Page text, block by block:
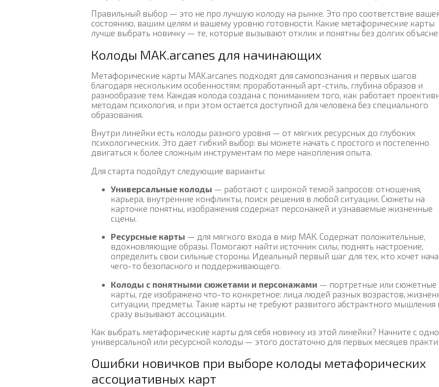
Правильный выбор — это не про лучшую колоду на рынке. Это про соответствие
состоянию, вашим целям и вашему уровню готовности. Какие метафорические карты
лучше выбрать новичку — те, которые вызывают отклик и понятны без долгих
Колоды MAK.arcanes для начинающих
Метафорические карты MAK.arcanes подходят для самопознания и первых шагов
благодаря нескольким особенностям: проработанный арт-стиль, глубина образов и
разнообразие тем. Каждая колода создана с пониманием того, как работает
методам психология, и при этом остается доступной для человека без специального
образования.
Внутри линейки есть колоды разного уровня — от мягких ресурсных до глубоких
психологических. Это дает гибкий выбор: вы можете начать с простого и постепенно
двигаться к более сложным инструментам по мере накопления опыта.
Для старта подойдут следующие варианты:
Универсальные колоды — работают с широкой темой запросов: отношения,
карьера, внутренние конфликты, поиск решения в любой ситуации. Сюжеты на
карточке понятны, изображения содержат персонажей и узнаваемые жизненные
сцены.
Ресурсные карты — для мягкого входа в мир МАК. Содержат положительные,
вдохновляющие образы. Помогают найти источник силы, поднять настроение,
определить свои сильные стороны. Идеальный первый шаг для тех, кто хочет
чего-то безопасного и поддерживающего.
Колоды с понятными сюжетами и персонажами — портретные или сюжетные
карты, где изображено что-то конкретное: лица людей разных возрастов,
ситуации, предметы. Такие карты не требуют развитого абстрактного мышления
сразу вызывают ассоциации.
Как выбрать метафорические карты для себя новичку из этой линейки? Начните с
универсальной или ресурсной колоды — этого достаточно для первых месяцев
Ошибки новичков при выборе колоды метафорических
ассоциативных карт